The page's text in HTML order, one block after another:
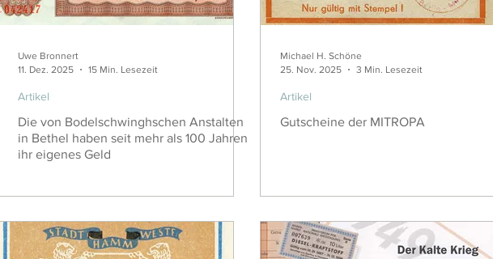
Uwe Bronnert
11. Dez. 2025
15 Min. Lesezeit
Artikel
Die von Bodelschwinghschen Anstalten
in Bethel haben seit mehr als 100 Jahren
ihr eigenes Geld
Michael H. Schöne
25. Nov. 2025
3 Min. Lesezeit
Artikel
Gutscheine der MITROPA